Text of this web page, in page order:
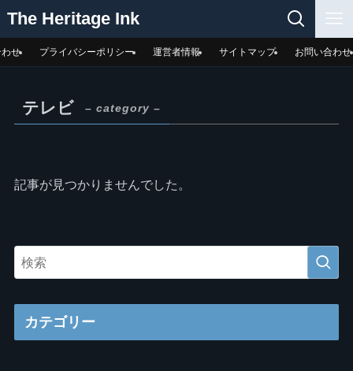
The Heritage Ink
せ プライバシーポリシー 運営者情報 サイトマップ お問い合わせ
テレビ – category –
記事が見つかりませんでした。
カテゴリー